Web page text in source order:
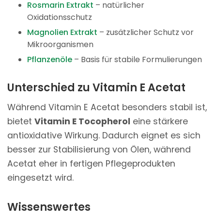
Rosmarin Extrakt – natürlicher
Oxidationsschutz
Magnolien Extrakt – zusätzlicher Schutz vor
Mikroorganismen
Pflanzenöle– Basis für stabile Formulierungen
Unterschied zu Vitamin E Acetat
Während Vitamin E Acetat besonders stabil ist,
bietet Vitamin E Tocopherol eine stärkere
antioxidative Wirkung. Dadurch eignet es sich
besser zur Stabilisierung von Ölen, während
Acetat eher in fertigen Pflegeprodukten
eingesetzt wird.
Wissenswertes